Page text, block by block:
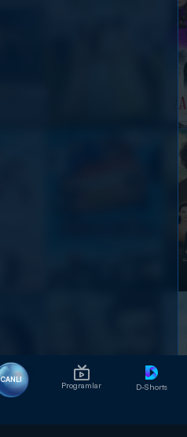
CANLI
Programlar D-Shorts